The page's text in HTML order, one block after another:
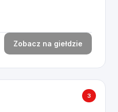
Zobacz na giełdzie
3